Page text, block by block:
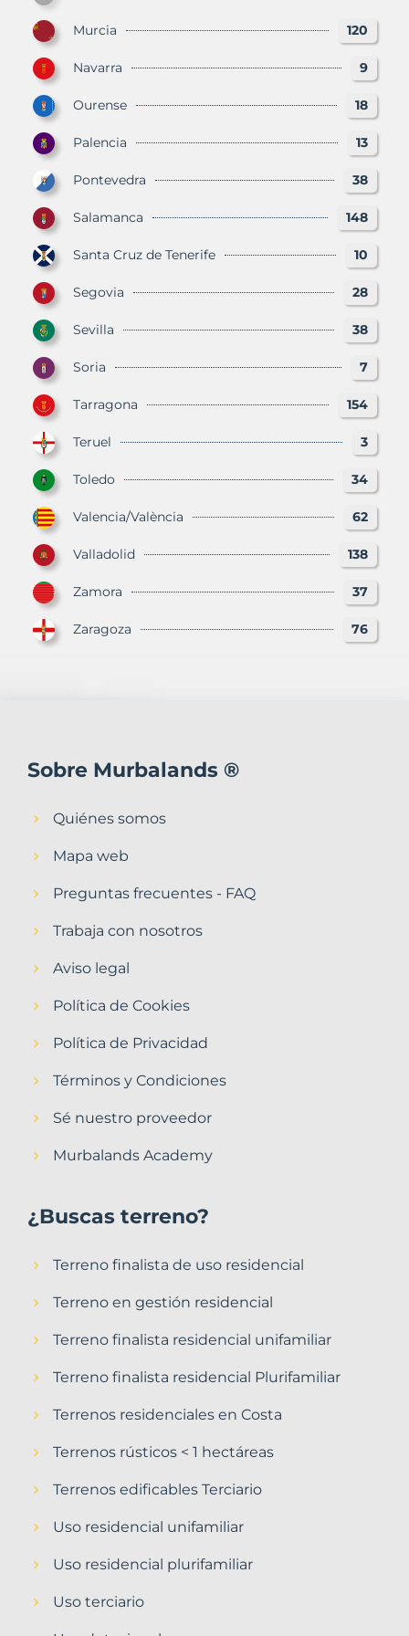
Murcia 120
Navarra 9
Ourense 18
Palencia 13
Pontevedra 38
Salamanca 148
Santa Cruz de Tenerife 10
Segovia 28
Sevilla 38
Soria 7
Tarragona 154
Teruel 3
Toledo 34
Valencia/València 62
Valladolid 138
Zamora 37
Zaragoza 76
Sobre Murbalands ®
Quiénes somos
Mapa web
Preguntas frecuentes - FAQ
Trabaja con nosotros
Aviso legal
Política de Cookies
Política de Privacidad
Términos y Condiciones
Sé nuestro proveedor
Murbalands Academy
¿Buscas terreno?
Terreno finalista de uso residencial
Terreno en gestión residencial
Terreno finalista residencial unifamiliar
Terreno finalista residencial Plurifamiliar
Terrenos residenciales en Costa
Terrenos rústicos < 1 hectáreas
Terrenos edificables Terciario
Uso residencial unifamiliar
Uso residencial plurifamiliar
Uso terciario